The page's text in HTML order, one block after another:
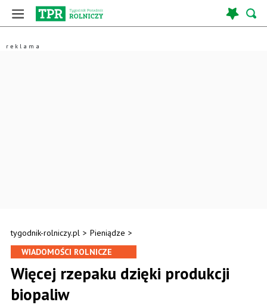
tygodnik-rolniczy.pl > Pieniądze >
WIADOMOŚCI ROLNICZE
Więcej rzepaku dzięki produkcji
biopaliw